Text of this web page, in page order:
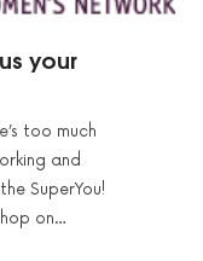
your
too much
and
SuperYou!
on…